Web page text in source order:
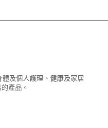
及個人護理、健康及家居
產品。